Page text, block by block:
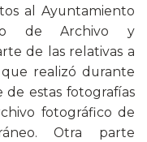
al Ayuntamiento
de Archivo y
de las relativas a
realizó durante
de estas fotografías
fotográfico de
Otra parte